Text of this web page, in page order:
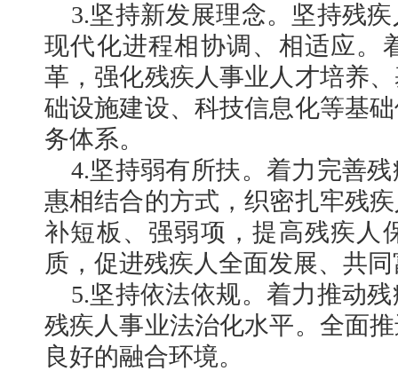
3.坚持新发展理念。坚持残
现代化进程相协调、相适应。
革，强化残疾人事业人才培养
础设施建设、科技信息化等基
务体系。
4.坚持弱有所扶。着力完善
惠相结合的方式，织密扎牢残
补短板、强弱项，提高残疾人
质，促进残疾人全面发展、共
5.坚持依法依规。着力推动
残疾人事业法治化水平。全面
良好的融合环境。